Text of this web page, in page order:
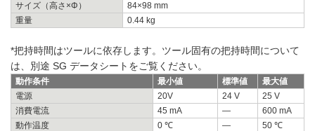
サイズ（高さ×Φ）
84×98 mm
重量
0.44 kg
*把持時間はツールに依存します。ツール固有の把持時間について
は、別途 SG データシートをご覧ください。
動作条件 最小値 標準値
最大値
電源
20V 24 V
25 V
消費電流
45 mA —
600 mA
動作温度
0 ℃ —
50 ℃